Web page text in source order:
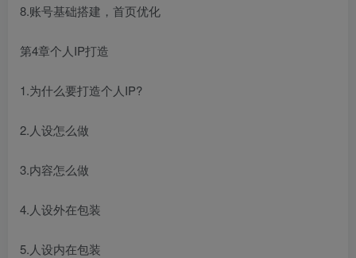
8.账号基础搭建，首页优化
第4章个人IP打造
1.为什么要打造个人IP?
2.人设怎么做
3.内容怎么做
4.人设外在包装
5.人设内在包装